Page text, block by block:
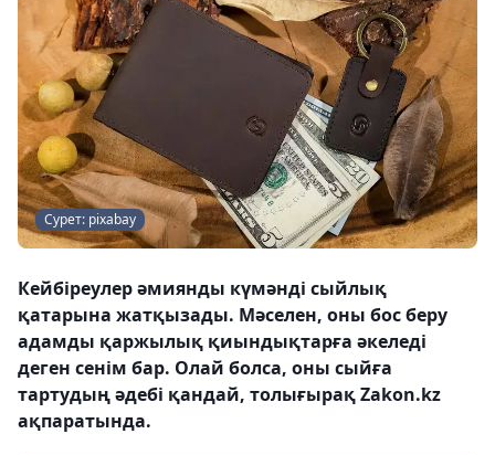
Сурет: pixabay
Кейбіреулер әмиянды күмәнді сыйлық
қатарына жатқызады. Мәселен, оны бос беру
адамды қаржылық қиындықтарға әкеледі
деген сенім бар. Олай болса, оны сыйға
тартудың әдебі қандай, толығырақ Zakon.kz
ақпаратында.